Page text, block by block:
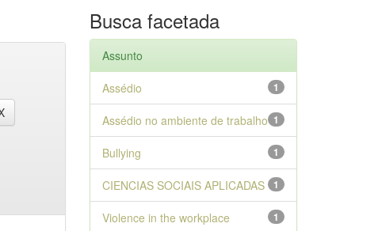
Busca facetada
Assunto
1
Assédio
1
Assédio no ambiente de trabalho
1
Bullying
1
CIENCIAS SOCIAIS APLICADAS
1
Violence in the workplace